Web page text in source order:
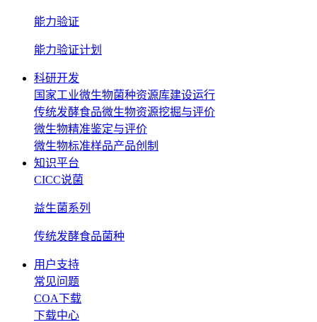
能力验证
能力验证计划
科研开发
国家工业微生物菌种资源库建设运行
传统发酵食品微生物资源挖掘与评价
微生物精准鉴定与评价
微生物标准样品产品创制
知识平台
CICC说菌
益生菌系列
传统发酵食品菌种
用户支持
常见问题
COA下载
下载中心